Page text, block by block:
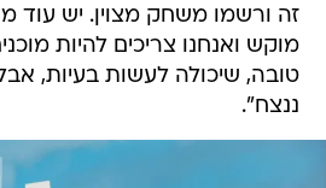
זה ורשמו משחק מצוין. יש עוד
מוקש ואנחנו צריכים להיות
טובה, שיכולה לעשות בעיות,
ננצח".